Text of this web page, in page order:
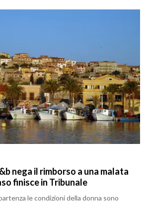
nega il rimborso a una malata
finisce in Tribunale
le condizioni della donna sono